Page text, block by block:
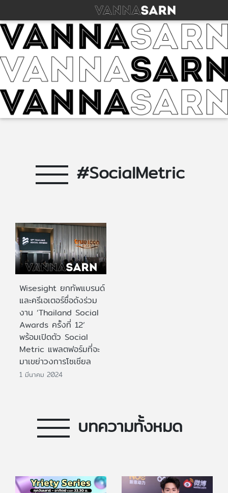
#SocialMetric
Wisesight ยกทัพแบรนด์
และครีเอเตอร์ชื่อดังร่วม
งาน ‘Thailand Social
Awards ครั้งที่ 12‘
พร้อมเปิดตัว Social
Metric แพลตฟอร์มที่จะ
มาเขย่าวงการโซเชียล
1 มีนาคม 2024
บทความทั้งหมด